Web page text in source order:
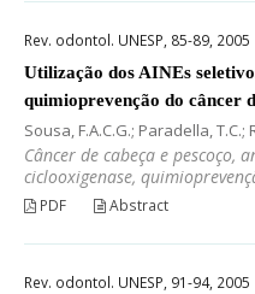
Rev. odontol. UNESP, 85-89, 2005
Utilização dos AINEs
quimioprevenção do câncer
Sousa, F.A.C.G.; Paradella, T.C.;
Câncer de cabeça e
ciclooxigenase,
PDF Abstract
Rev. odontol. UNESP, 91-94, 2005